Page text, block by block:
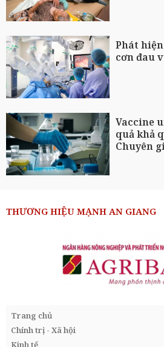
Phát
cơn đau
Vaccine
quả khả
Chuyên
THƯƠNG HIỆU MẠNH AN GIANG
Trang chủ
Chính trị - Xã hội
Kinh tế